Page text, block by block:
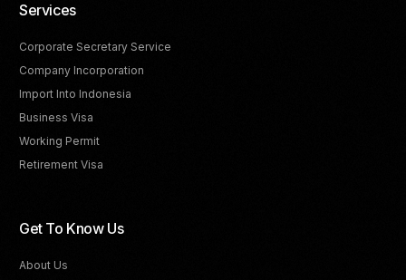
Services
Corporate Secretary Service
Company Incorporation
Import Into Indonesia
Business Visa
Working Permit
Retirement Visa
Get To Know Us
About Us